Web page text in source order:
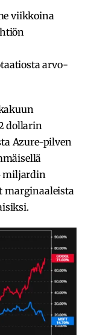
viikkoina
arvo-
dollarin
Azure-pilven
miljardin
marginaaleista